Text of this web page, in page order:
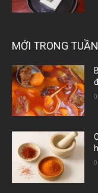
MỚI TRONG TUẦN